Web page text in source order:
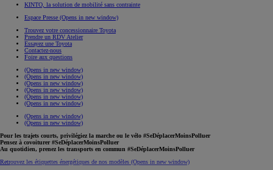
KINTO, la solution de mobilité sans contrainte
Espace Presse (Opens in new window)
Trouvez votre concessionnaire Toyota
Prendre un RDV Atelier
Essayez une Toyota
Contactez-nous
Foire aux questions
(Opens in new window)
(Opens in new window)
(Opens in new window)
(Opens in new window)
(Opens in new window)
(Opens in new window)
(Opens in new window)
(Opens in new window)
Pour les trajets courts, privilégiez la marche ou le vélo #SeDéplacerMoinsPolluer
Pensez à covoiturer #SeDéplacerMoinsPolluer
Au quotidien, prenez les transports en commun #SeDéplacerMoinsPolluer
Retrouvez les étiquettes énergétiques de nos modèles (Opens in new window)